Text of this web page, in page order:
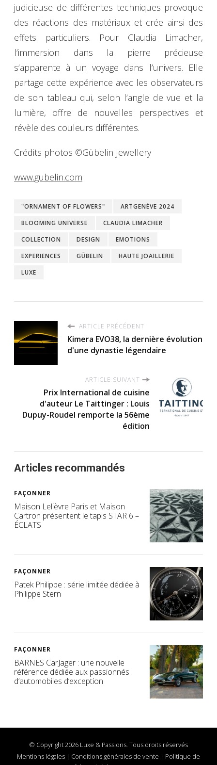
judicieuse de différentes techniques provoque
des réactions des matériaux et crée ainsi des
effets particuliers. Pour Claudia Limacher,
l’immersion dans la pierre précieuse
s’apparente à un voyage dans l’univers. Elle
partage cette expérience avec les observateurs
de son tableau qui, selon l’angle de vue et la
lumière, offre de nouvelles perspectives et
révèle des couleurs différentes.
Crédits photos ©Gübelin Jewellery
www.gubelin.com
"ORNAMENT OF FLOWERS"
ARTGENÈVE 2024
BLOOMING UNIVERSE
CLAUDIA LIMACHER
COLLECTION
DESIGN
EMOTIONS
EXPERIENCES
GÜBELIN
HAUTE JOAILLERIE
LUXE
ARTICLE PRÉCÉDENT
Kimera EVO38, la dernière évolution
d'une dynastie légendaire
ARTICLE SUIVANT
Prix International de cuisine
d'auteur Le Taittinger : Louis
Dupuy-Roudel remporte la 56ème
édition
Articles recommandés
FAÇONNER
Maison Lelièvre Paris et Maison
Cartron présentent le tapis STAR 6 –
ÉCLATS
FAÇONNER
Patek Philippe : série limitée dédiée à
Philippe Stern
FAÇONNER
BARNES CarJager : une nouvelle
référence dédiée aux passionnés
d’automobiles d’exception
© Copyright 2026 Luxe & Passions. Tous droits réservés
Mentions légales | Conditions générales de vente | Politique de